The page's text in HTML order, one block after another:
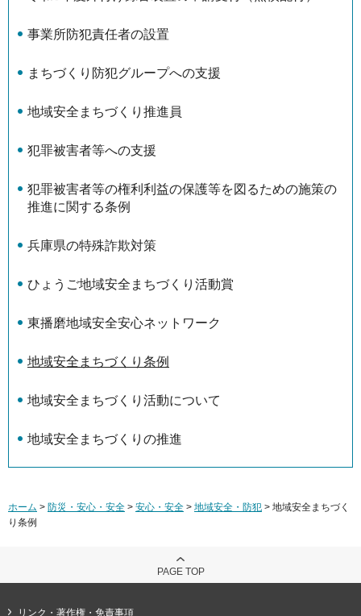
事業所防犯責任者の設置
まちづくり防犯グループへの支援
地域安全まちづくり推進員
犯罪被害者等への支援
犯罪被害者等の権利利益の保護等を図るための施策の
推進に関する条例
兵庫県の特殊詐欺対策
ひょうご地域安全まちづくり活動賞
東播磨地域安全安心ネットワーク
地域安全まちづくり条例
地域安全まちづくり活動について
地域安全まちづくりの推進
ホーム > 防災・安心・安全 > 安心・安全 > 地域安全・防犯 > 地域安全まちづく
り条例
PAGE TOP
リンク・著作権・免責事項